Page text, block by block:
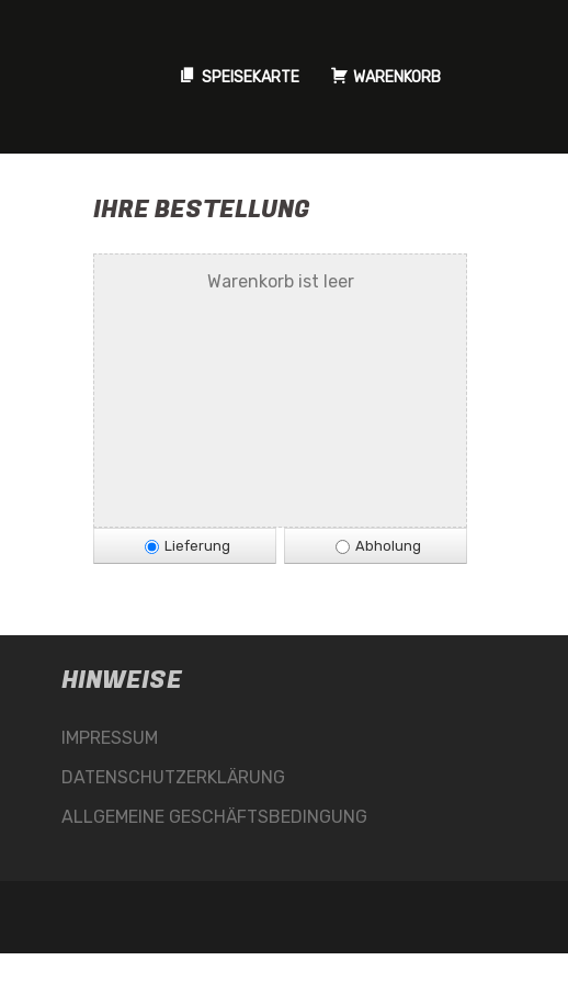
SPEISEKARTE WARENKORB
IHRE BESTELLUNG
Warenkorb ist leer
Lieferung Abholung
HINWEISE
IMPRESSUM
DATENSCHUTZERKLÄRUNG
ALLGEMEINE GESCHÄFTSBEDINGUNG